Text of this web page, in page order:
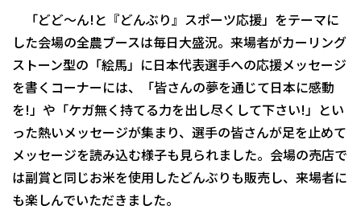
「どど～ん!と『どんぶり』スポーツ応援」をテーマに
した会場の全農ブースは毎日大盛況。来場者がカーリング
ストーン型の「絵馬」に日本代表選手への応援メッセージ
を書くコーナーには、「皆さんの夢を通じて日本に感動
を!」や「ケガ無く持てる力を出し尽くして下さい!」とい
った熱いメッセージが集まり、選手の皆さんが足を止めて
メッセージを読み込む様子も見られました。会場の売店で
は副賞と同じお米を使用したどんぶりも販売し、来場者に
も楽しんでいただきました。